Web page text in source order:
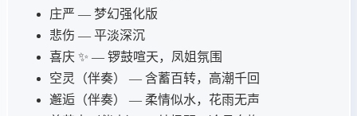
庄严 — 梦幻强化版
悲伤 — 平淡深沉
喜庆 ✨ — 锣鼓喧天，凤姐氛围
空灵（伴奏） — 含蓄百转，高潮千回
邂逅（伴奏） — 柔情似水，花雨无声